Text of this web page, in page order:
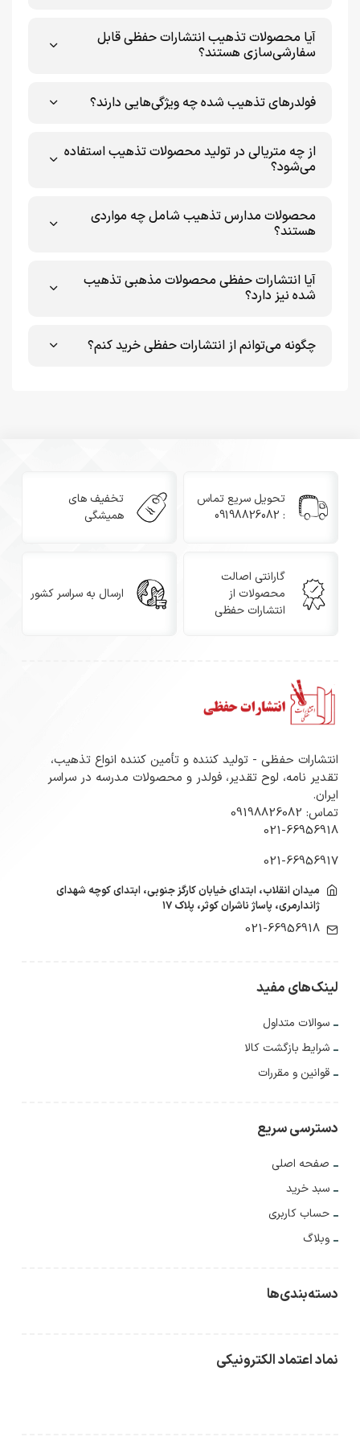
🔹 کیفیت ممتاز در هر جزئیات 🏅
از بهترین متریال گرفته تا چاپ دقیق و بادوام، تمامی
🔹 محصولات متنوع، برای کاربردهای مختلف 📜
دو‌پاکته
✅ تقدیرنامه‌های رسمی و ورزشی با حاشیه‌های تذهیب فاخر
✅ محصولات ویژه مدارس؛ کارت‌های تشویق، دسته‌چک امتیاز،
✅ محصولات مذهبی شامل دعاهای طلقی و دعای همراه
✅ کارت‌پستال‌های مناسبتی و هنری
یک‌لتی و دولتی
09198826082
آیا محصولات تذهیب انتشارات حفظی قابل
سفارشی‌سازی هستند؟
فولدرهای تذهیب شده چه ویژگی‌هایی دارند؟
از چه متریالی در تولید محصولات تذهیب استفاده
می‌شود؟
محصولات مدارس تذهیب شامل چه مواردی
هستند؟
آیا انتشارات حفظی محصولات مذهبی تذهیب
شده نیز دارد؟
چگونه می‌توانم از انتشارات حفظی خرید کنم؟
تحویل سریع تماس
: 09198826082
تخفیف های
همیشگی
گارانتی اصالت
محصولات از
انتشارات حفظی
ارسال به سراسر کشور
انتشارات حفظی - تولید کننده و تأمین کننده انواع تذهیب،
تقدیر نامه، لوح تقدیر، فولدر و محصولات مدرسه در سراسر
ایران.
تماس: 09198826082
021-66956918
021-66956917
میدان انقلاب، ابتدای خیابان کارگز جنوبی، ابتدای کوچه شهدای
ژاندارمری، پاساژ ناشران کوثر، پلاک ۱۷
021-66956918
لینک‌های مفید
سوالات متداول
شرایط بازگشت کالا
قوانین و مقررات
دسترسی سریع
صفحه اصلی
سبد خرید
حساب کاربری
وبلاگ
دسته‌بندی‌ها
نماد اعتماد الکترونیکی